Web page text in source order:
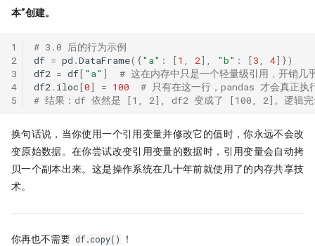
本”创建。
1
2
3
4
5
# 3.0 后的行为示例
df = pd .DataFrame({"a" : [1 2], "b" : [3 4]})
df2 = df[ "a" ]
# 这在内存中只是一个轻量级引用，开销几
df2 . iloc[0] = 100
# 只有在这一行，pandas 才会真正执
# 结果：df 依然是 [1, 2], df2 变成了 [100, 2]。逻辑完
换句话说，当你使用一个引用变量并修改它的值时，你永远不会改
变原始数据。在你尝试改变引用变量的数据时，引用变量会自动拷
贝一个副本出来。这是操作系统在几十年前就使用了的内存共享技
术。
你再也不需要 df.copy() ！